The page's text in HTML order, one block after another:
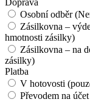
Doprava
Osobní odběr
Zásilkovna –
hmotnosti zásilky)
Zásilkovna – na
zásilky)
Platba
V hotovosti
Převodem na účet